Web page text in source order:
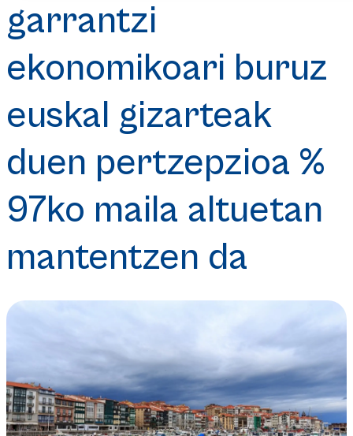
garrantzi
ekonomikoari buruz
euskal gizarteak
duen pertzepzioa %
97ko maila altuetan
mantentzen da